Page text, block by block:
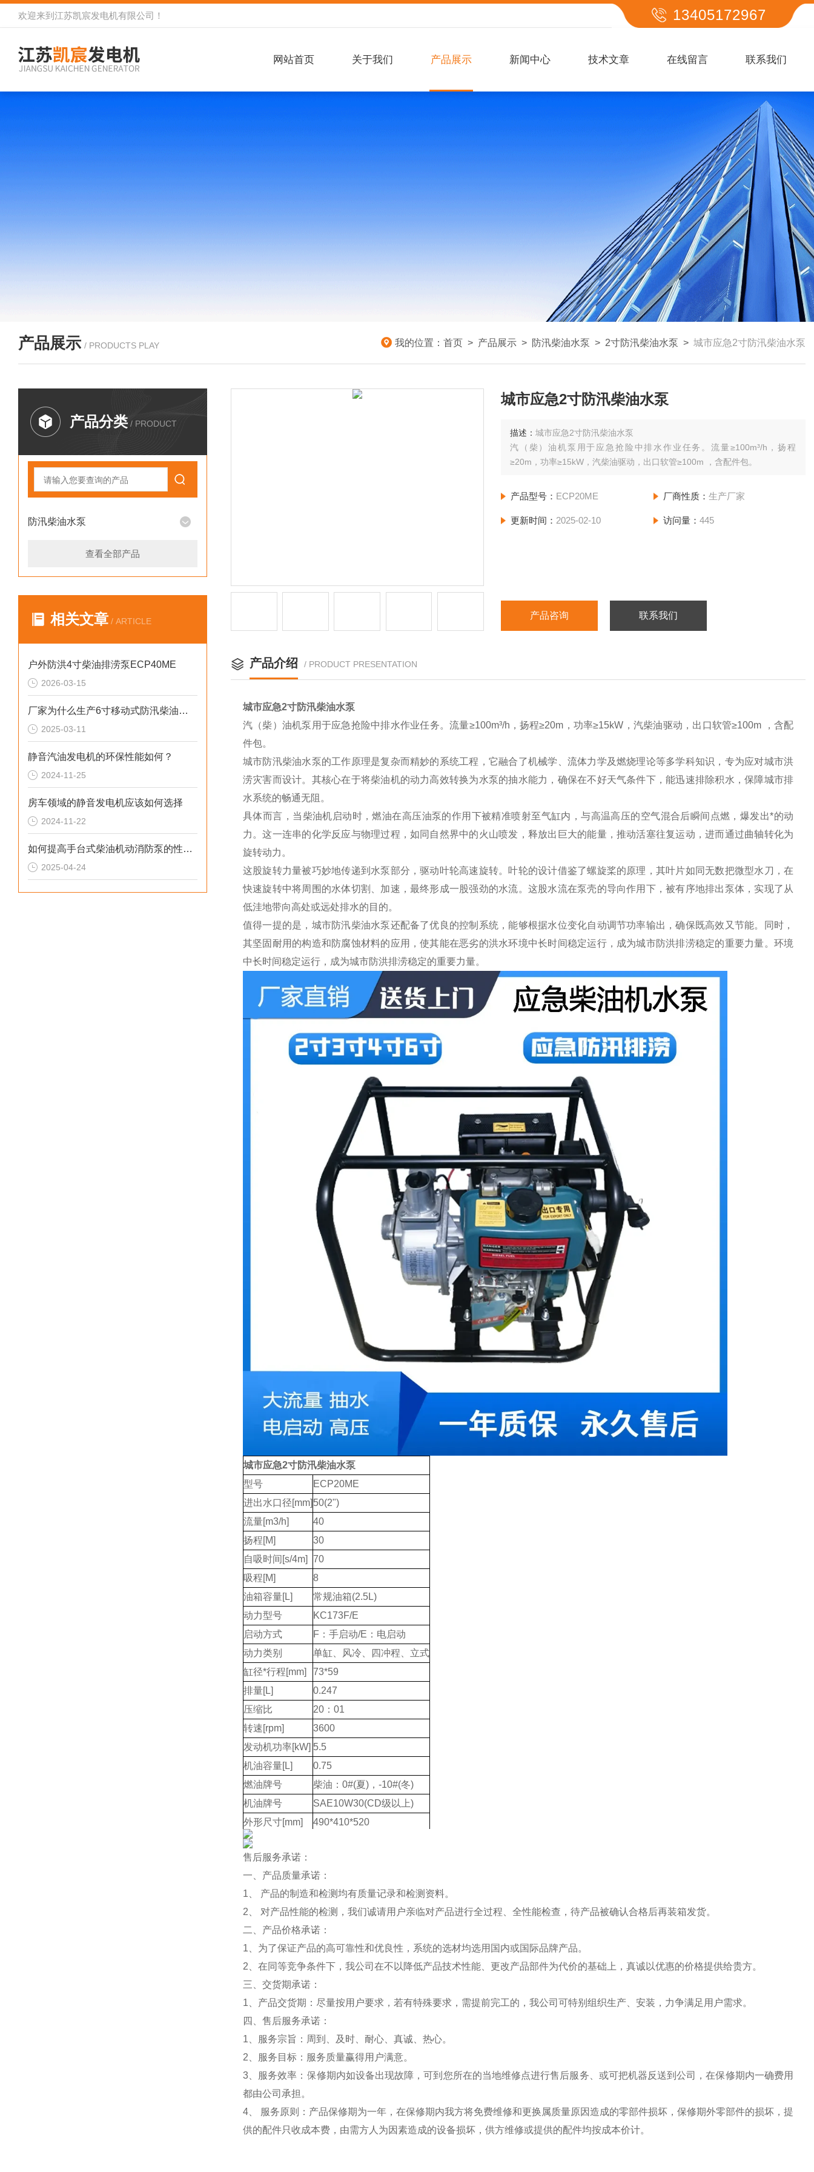
欢迎来到 江苏凯宸发电机有限公司 ！ 13405172967
网站首页 关于我们 产品展示 新闻中心 技术文章 在线留言 联系我们
产品展示 / PRODUCTS PLAY 我的位置： 首页 > 产品展示 > 防汛柴油水泵 > 2寸防汛柴油水泵 > 城市应急2寸防汛柴油水泵
产品分类 / PRODUCT
防汛柴油水泵
查看全部产品
相关文章 / ARTICLE
户外防洪4寸柴油排涝泵ECP40ME
2026-03-15
厂家为什么生产6寸移动式防汛柴油水泵
2025-03-11
静音汽油发电机的环保性能如何？
2024-11-25
房车领域的静音发电机应该如何选择
2024-11-22
如何提高手台式柴油机动消防泵的性能？
2025-04-24
城市应急2寸防汛柴油水泵
描述：城市应急2寸防汛柴油水泵
汽（柴）油机泵用于应急抢险中排水作业任务。流量≥100m³/h，扬程
≥20m，功率≥15kW，汽柴油驱动，出口软管≥100m ，含配件包。
产品型号： ECP20ME 厂商性质： 生产厂家
更新时间： 2025-02-10 访问量： 445
产品咨询 联系我们
产品介绍 / PRODUCT PRESENTATION
城市应急2寸防汛柴油水泵
汽（柴）油机泵用于应急抢险中排水作业任务。流量≥100m³/h，扬程≥20m，功率≥15kW，汽柴油驱动，出口软管≥100m ，含配
件包。
城市防汛柴油水泵的工作原理是复杂而精妙的系统工程，它融合了机械学、流体力学及燃烧理论等多学科知识，专为应对城市洪
涝灾害而设计。其核心在于将柴油机的动力高效转换为水泵的抽水能力，确保在不好天气条件下，能迅速排除积水，保障城市排
水系统的畅通无阻。
具体而言，当柴油机启动时，燃油在高压油泵的作用下被精准喷射至气缸内，与高温高压的空气混合后瞬间点燃，爆发出*的动
力。这一连串的化学反应与物理过程，如同自然界中的火山喷发，释放出巨大的能量，推动活塞往复运动，进而通过曲轴转化为
旋转动力。
这股旋转力量被巧妙地传递到水泵部分，驱动叶轮高速旋转。叶轮的设计借鉴了螺旋桨的原理，其叶片如同无数把微型水刀，在
快速旋转中将周围的水体切割、加速，最终形成一股强劲的水流。这股水流在泵壳的导向作用下，被有序地排出泵体，实现了从
低洼地带向高处或远处排水的目的。
值得一提的是，城市防汛柴油水泵还配备了优良的控制系统，能够根据水位变化自动调节功率输出，确保既高效又节能。同时，
其坚固耐用的构造和防腐蚀材料的应用，使其能在恶劣的洪水环境中长时间稳定运行，成为城市防洪排涝稳定的重要力量。环境
中长时间稳定运行，成为城市防洪排涝稳定的重要力量。
城市应急2寸防汛柴油水泵
型号
ECP20ME
进出水口径[mm] 50(2")
流量[m3/h]
40
扬程[M]
30
自吸时间[s/4m]
70
吸程[M]
8
油箱容量[L]
常规油箱(2.5L)
动力型号
KC173F/E
启动方式
F：手启动/E：电启动
动力类别
单缸、风冷、四冲程、立式
缸径*行程[mm]
73*59
排量[L]
0.247
压缩比
20：01
转速[rpm]
3600
发动机功率[kW] 5.5
机油容量[L]
0.75
燃油牌号
柴油：0#(夏)，-10#(冬)
机油牌号
SAE10W30(CD级以上)
外形尺寸[mm]
490*410*520
净重[kg]
售后服务承诺：
一、产品质量承诺：
1、 产品的制造和检测均有质量记录和检测资料。
2、 对产品性能的检测，我们诚请用户亲临对产品进行全过程、全性能检查，待产品被确认合格后再装箱发货。
二、产品价格承诺：
1、为了保证产品的高可靠性和优良性，系统的选材均选用国内或国际品牌产品。
2、在同等竞争条件下，我公司在不以降低产品技术性能、更改产品部件为代价的基础上，真诚以优惠的价格提供给贵方。
三、交货期承诺：
1、产品交货期：尽量按用户要求，若有特殊要求，需提前完工的，我公司可特别组织生产、安装，力争满足用户需求。
四、售后服务承诺：
1、服务宗旨：周到、及时、耐心、真诚、热心。
2、服务目标：服务质量赢得用户满意。
3、服务效率：保修期内如设备出现故障，可到您所在的当地维修点进行售后服务、或可把机器反送到公司，在保修期内一确费用
都由公司承担。
4、 服务原则：产品保修期为一年，在保修期内我方将免费维修和更换属质量原因造成的零部件损坏，保修期外零部件的损坏，提
供的配件只收成本费，由需方人为因素造成的设备损坏，供方维修或提供的配件均按成本价计。